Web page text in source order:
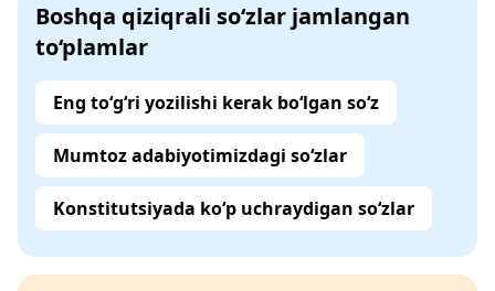
Boshqa qiziqrali so‘zlar jamlangan
to‘plamlar
Eng to‘g‘ri yozilishi kerak bo‘lgan so‘z
Mumtoz adabiyotimizdagi so‘zlar
Konstitutsiyada ko‘p uchraydigan so‘zlar